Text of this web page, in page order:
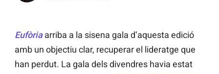
Eufòriaarriba a la sisena gala d’aquesta edició
amb un objectiu clar, recuperar el lideratge que
han perdut. La gala dels divendres havia estat